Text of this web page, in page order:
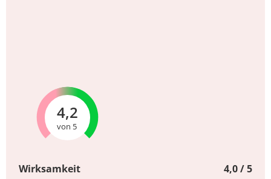
von 5
4,2
Wirksamkeit 4,0 / 5